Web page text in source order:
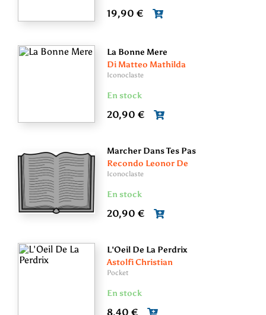
19,90 €
La Bonne Mere
Di Matteo Mathilda
Iconoclaste
En stock
20,90 €
Marcher Dans Tes Pas
Recondo Leonor De
Iconoclaste
En stock
20,90 €
L'Oeil De La Perdrix
Astolfi Christian
Pocket
En stock
8,40 €